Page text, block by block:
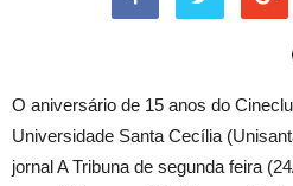
O aniversário de 15 anos do
Universidade Santa Cecília
jornal A Tribuna de segunda feira